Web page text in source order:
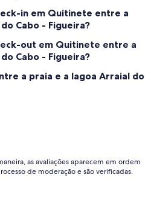
in em Quitinete entre a
Cabo - Figueira?
out em Quitinete entre a
Cabo - Figueira?
a praia e a lagoa Arraial do
as avaliações aparecem em ordem
de moderação e são verificadas.